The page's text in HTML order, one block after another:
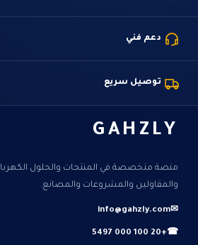
دعم فني
توصيل سريع
GAHZLY
منصة متخصصة في المنتجات والحلول
والمقاولين والمشروعات والمصانع.
✉
info@gahzly.com
☎
+20 100 000 5497